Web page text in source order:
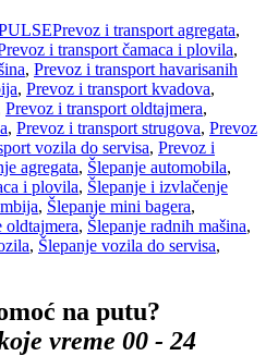
Prevoz i transport agregata,
i transport čamaca i plovila,
, Prevoz i transport havarisanih
, Prevoz i transport kvadova,
Prevoz i transport oldtajmera,
, Prevoz i transport strugova, Prevoz
vozila do servisa, Prevoz i
agregata, Šlepanje automobila,
i plovila, Šlepanje i izvlačenje
, Šlepanje mini bagera,
oldtajmera, Šlepanje radnih mašina,
, Šlepanje vozila do servisa,
na putu?
vreme 00 - 24